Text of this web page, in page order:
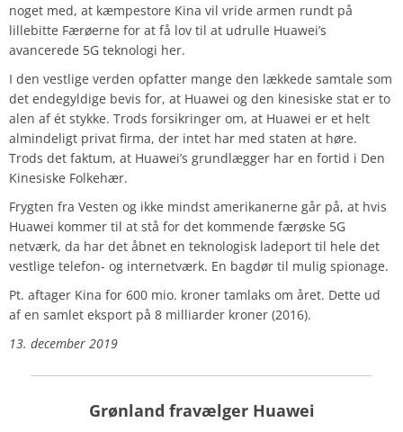
noget med, at kæmpestore Kina vil vride armen rundt på
lillebitte Færøerne for at få lov til at udrulle Huawei’s
avancerede 5G teknologi her.
I den vestlige verden opfatter mange den lækkede samtale som
det endegyldige bevis for, at Huawei og den kinesiske stat er to
alen af ét stykke. Trods forsikringer om, at Huawei er et helt
almindeligt privat firma, der intet har med staten at høre.
Trods det faktum, at Huawei’s grundlægger har en fortid i Den
Kinesiske Folkehær.
Frygten fra Vesten og ikke mindst amerikanerne går på, at hvis
Huawei kommer til at stå for det kommende færøske 5G
netværk, da har det åbnet en teknologisk ladeport til hele det
vestlige telefon- og internetværk. En bagdør til mulig spionage.
Pt. aftager Kina for 600 mio. kroner tamlaks om året. Dette ud
af en samlet eksport på 8 milliarder kroner (2016).
13. december 2019
Grønland fravælger Huawei